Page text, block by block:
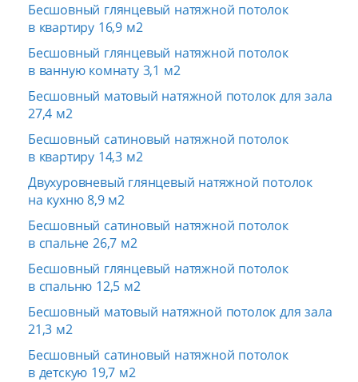
Бесшовный глянцевый натяжной потолок
в квартиру 16,9 м2
Бесшовный глянцевый натяжной потолок
в ванную комнату 3,1 м2
Бесшовный матовый натяжной потолок для зала
27,4 м2
Бесшовный сатиновый натяжной потолок
в квартиру 14,3 м2
Двухуровневый глянцевый натяжной потолок
на кухню 8,9 м2
Бесшовный сатиновый натяжной потолок
в спальне 26,7 м2
Бесшовный глянцевый натяжной потолок
в спальню 12,5 м2
Бесшовный матовый натяжной потолок для зала
21,3 м2
Бесшовный сатиновый натяжной потолок
в детскую 19,7 м2